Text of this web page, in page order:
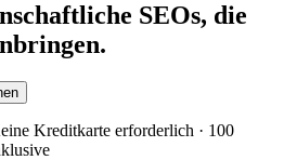
SEOs, die
Kreditkarte erforderlich · 100